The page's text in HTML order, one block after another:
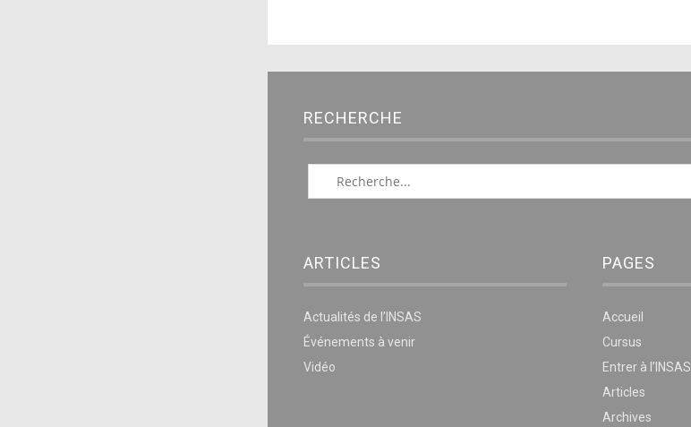
RECHERCHE
ARTICLES
Actualités de l’INSAS
Événements à venir
Vidéo
PAGES
Accueil
Cursus
Entrer à l’INSAS
Articles
Archives